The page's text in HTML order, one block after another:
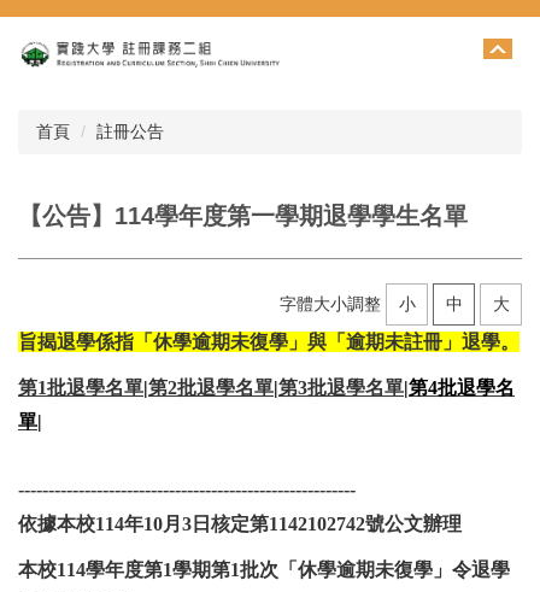
跳
到
主
首頁 註冊公告
【公告】114學年度第一學期退學學生名單
字體大小調整 小 中 大
旨揭退學係指「休學逾期未復學」與「逾期未註冊」退學。
第1批退學名單|第2批退學名單|第3批退學名單|第4批退學名
單|
--------------------------------------------------------
依據本校114年10月3日核定第1142102742號公文辦理
本校114學年度第1學期第1批次「休學逾期未復學」 令退學